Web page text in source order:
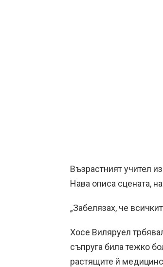
Възрастният учител
Нава описа сцената,
„Забелязах, че
Хосе Виляруел
съпруга била тежко
растящите й